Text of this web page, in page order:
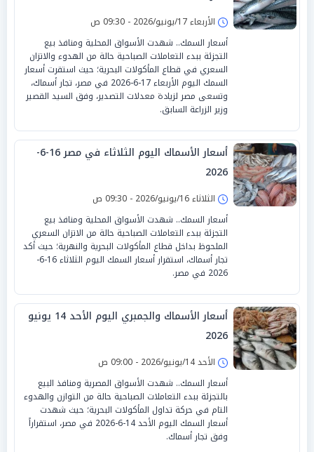
الأربعاء 17/يونيو/2026 - 09:30 ص
أسعار السمك.. شهدت الأسواق المحلية ومنافذ بيع
التجزئة ببدء التعاملات الصباحية حالة من الهدوء والاتزان
السعري في قطاع المأكولات البحرية؛ حيث استقرت أسعار
السمك اليوم الأربعاء 17-6-2026 في مصر، تجار أسماك،
وتسعى مصر لزيادة معدلات التصدير، وفق السيد القصير
وزير الزراعة السابق.
أسعار الأسماك اليوم الثلاثاء في مصر 16-6-
2026
الثلاثاء 16/يونيو/2026 - 09:30 ص
أسعار السمك.. شهدت الأسواق المحلية ومنافذ بيع
التجزئة ببدء التعاملات الصباحية حالة من الاتزان السعري
الملحوظ بداخل قطاع المأكولات البحرية والنهرية؛ حيث أكد
تجار أسماك، استقرار أسعار السمك اليوم الثلاثاء 16-6-
2026 في مصر.
أسعار الأسماك والجمبري اليوم الأحد 14 يونيو
2026
الأحد 14/يونيو/2026 - 09:00 ص
أسعار السمك.. شهدت الأسواق المصرية ومنافذ البيع
بالتجزئة ببدء التعاملات الصباحية حالة من التوازن والهدوء
التام في حركة تداول المأكولات البحرية؛ حيث شهدت
أسعار السمك اليوم الأحد 14-6-2026 في مصر، استقراراً
وفق تجار أسماك.